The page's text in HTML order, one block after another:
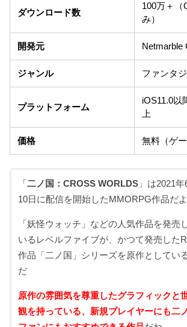
ダウンロード数
100万＋（
み）
開発元 Netmarble
ジャンル ファンタ
プラットフォーム
iOS11.0以
上
価格 無料（ゲ
「 二ノ国：CROSS WORLDS」は2021年
10日に配信を開始したMMORPG作品だよ
「妖怪ウォッチ」などの人気作品を発売
いるレベルファイブが、かつて発売した
作品「二ノ国」シリーズを原作としてい
だ
原作の雰囲気を尊重したグラフィックと
観を持っている、新規プレイヤーにも二